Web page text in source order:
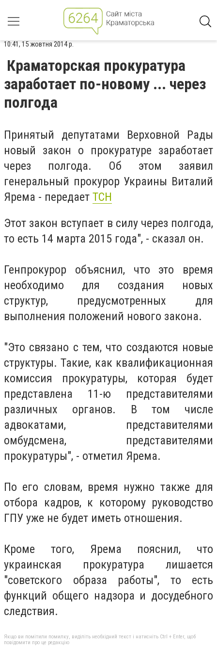
10:41, 15 жовтня 2014 р.
Краматорская прокуратура
заработает по-новому ... через
полгода
Принятый депутатами Верховной Рады
новый закон о прокуратуре заработает
через полгода. Об этом заявил
генеральный прокурор Украины Виталий
Ярема - передает ТСН
Этот закон вступает в силу через полгода,
то есть 14 марта 2015 года", - сказал он.
Генпрокурор объяснил, что это время
необходимо для создания новых
структур, предусмотренных для
выполнения положений нового закона.
"Это связано с тем, что создаются новые
структуры. Такие, как квалификационная
комиссия прокуратуры, которая будет
представлена 11-ю представителями
различных органов. В том числе
адвокатами, представителями
омбудсмена, представителями
прокуратуры", - отметил Ярема.
По его словам, время нужно также для
отбора кадров, к которому руководство
ГПУ уже не будет иметь отношения.
Кроме того, Ярема пояснил, что
украинская прокуратура лишается
"советского образа работы", то есть
функций общего надзора и досудебного
следствия.
Якщо ви помітили помилку, виділіть необхідний текст і натисніть Ctrl + Enter, щоб
повідомити про це редакцію